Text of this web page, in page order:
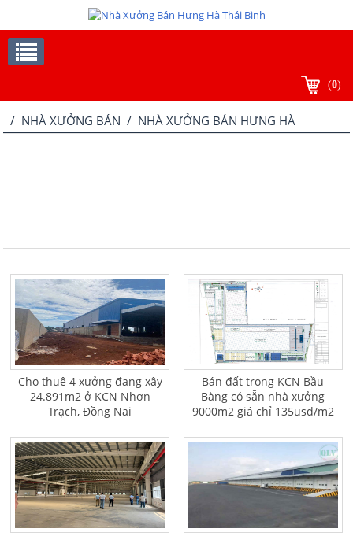
(0)
/ NHÀ XƯỞNG BÁN / NHÀ XƯỞNG BÁN HƯNG HÀ
Cho thuê 4 xưởng đang xây
24.891m2 ở KCN Nhơn
Trạch, Đồng Nai
Bán đất trong KCN Bầu
Bàng có sẵn nhà xưởng
9000m2 giá chỉ 135usd/m2